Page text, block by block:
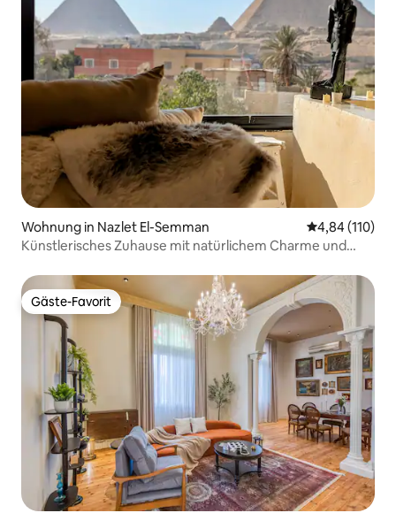
Wohnung in Nazlet El-Semman
4,84 (110)
Künstlerisches Zuhause mit natürlichem Charme und
Gäste-Favorit
Gäste-Favorit